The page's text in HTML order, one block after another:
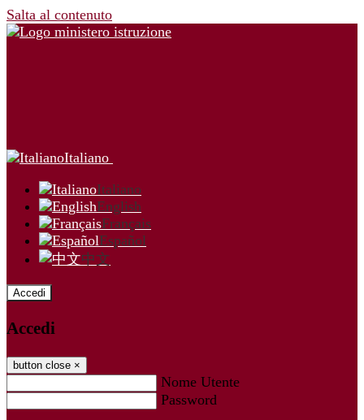
Salta al contenuto
Italiano
Italiano
English
Français
Español
中文
Accedi
Accedi
button close ×
Nome Utente
Password